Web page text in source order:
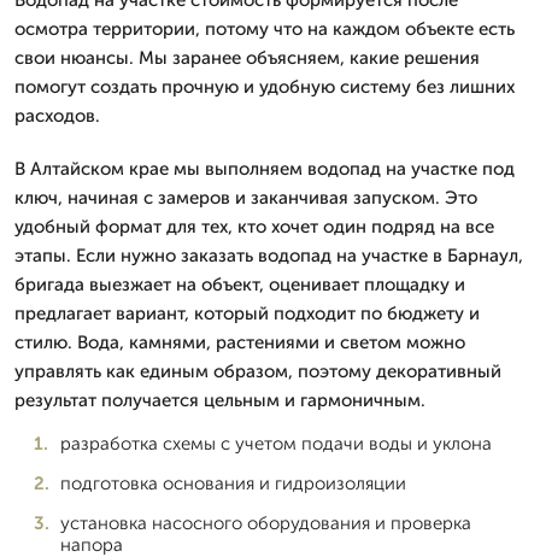
осмотра территории, потому что на каждом объекте есть
свои нюансы. Мы заранее объясняем, какие решения
помогут создать прочную и удобную систему без лишних
расходов.
В Алтайском крае мы выполняем водопад на участке под
ключ, начиная с замеров и заканчивая запуском. Это
удобный формат для тех, кто хочет один подряд на все
этапы. Если нужно заказать водопад на участке в Барнаул,
бригада выезжает на объект, оценивает площадку и
предлагает вариант, который подходит по бюджету и
стилю. Вода, камнями, растениями и светом можно
управлять как единым образом, поэтому декоративный
результат получается цельным и гармоничным.
разработка схемы с учетом подачи воды и уклона
подготовка основания и гидроизоляции
установка насосного оборудования и проверка
напора